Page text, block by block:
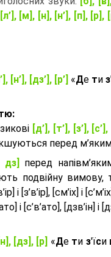
[м], [н], [н’], [п],
[н’], [дз’], [р’] «Де тиз
[д’], [т’], [з’],
перед м’яким
дз] перед
подвійну вимову,
і [з’в’ір], [см’іх] і
і [с’в’ато], [дзв’iн] і
[дз], [р] «Де ти з'їси